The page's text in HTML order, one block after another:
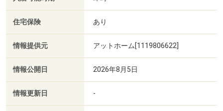
住宅保険 あり
情報提供元 アットホーム[1119806622]
情報公開日 2026年8月5日
情報更新日 -